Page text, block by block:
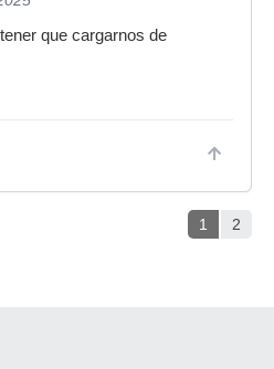
que cargarnos de
1 2